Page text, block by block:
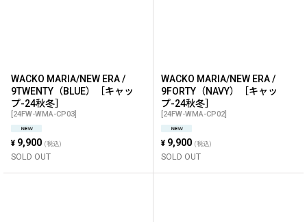
クションを発表するプロジェクトとして野口強氏を皮切りに、
NY を拠点とする気鋭の写真家TIM BARBER、ユースカルチャー
の深層に迫り続ける伝説的な写真家であり映画監督でもある
LARRY CLARKなど国内外のアーティストと共にヴィジュアルブ
ックを制作している。
WACKO MARIA/NEW ERA /
9TWENTY（BLUE）［キャッ
プ-24秋冬］
[24FW-WMA-CP03]
¥ 9,900 (税込)
SOLD OUT
WACKO MARIA/NEW ERA /
9FORTY（NAVY）［キャッ
プ-24秋冬］
[24FW-WMA-CP02]
¥ 9,900 (税込)
SOLD OUT